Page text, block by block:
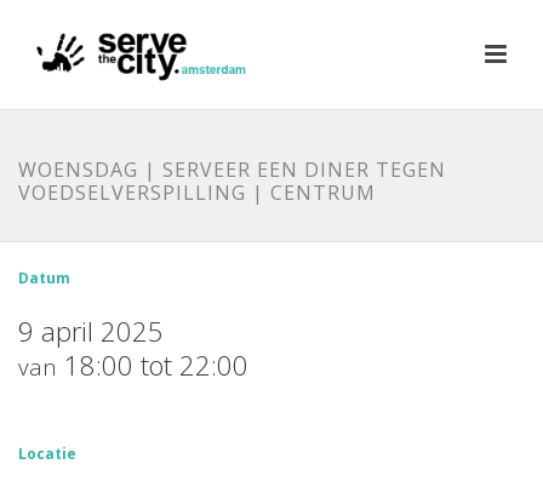
WOENSDAG | SERVEER EEN DINER TEGEN
VOEDSELVERSPILLING | CENTRUM
Datum
9 april 2025
van 18:00 tot 22:00
Locatie